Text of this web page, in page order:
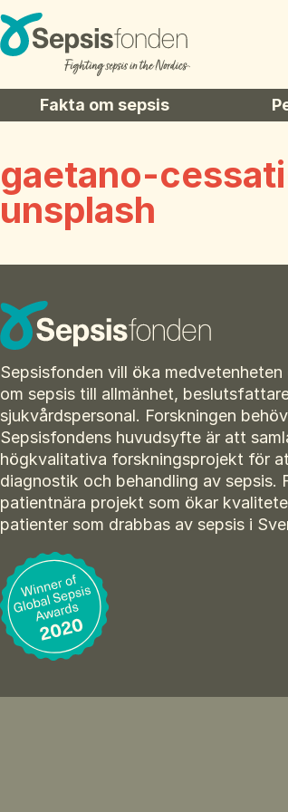
Fakta om sepsis
Sepsis hos barn
Sepsis hos äldre
Sepsis historik
För amputerade
gaetano-
unsplash
Sepsisfonden vill öka
om sepsis till allmänhet,
sjukvårdspersonal. Forskningen
Sepsisfondens huvudsyfte är att
högkvalitativa forskningsprojekt för
diagnostik och behandling av sepsis.
patientnära projekt som ökar
patienter som drabbas av sepsis i